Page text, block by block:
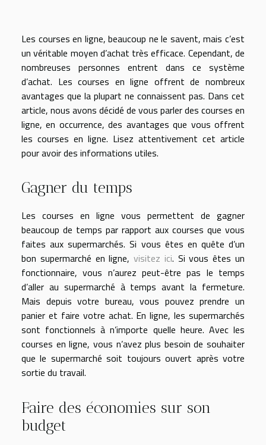
Les courses en ligne, beaucoup ne le savent, mais c’est
un véritable moyen d’achat très efficace. Cependant, de
nombreuses personnes entrent dans ce système
d’achat. Les courses en ligne offrent de nombreux
avantages que la plupart ne connaissent pas. Dans cet
article, nous avons décidé de vous parler des courses en
ligne, en occurrence, des avantages que vous offrent
les courses en ligne. Lisez attentivement cet article
pour avoir des informations utiles.
Gagner du temps
Les courses en ligne vous permettent de gagner
beaucoup de temps par rapport aux courses que vous
faites aux supermarchés. Si vous êtes en quête d’un
bon supermarché en ligne,visitez ici. Si vous êtes un
fonctionnaire, vous n’aurez peut-être pas le temps
d’aller au supermarché à temps avant la fermeture.
Mais depuis votre bureau, vous pouvez prendre un
panier et faire votre achat. En ligne, les supermarchés
sont fonctionnels à n’importe quelle heure. Avec les
courses en ligne, vous n’avez plus besoin de souhaiter
que le supermarché soit toujours ouvert après votre
sortie du travail.
Faire des économies sur son
budget